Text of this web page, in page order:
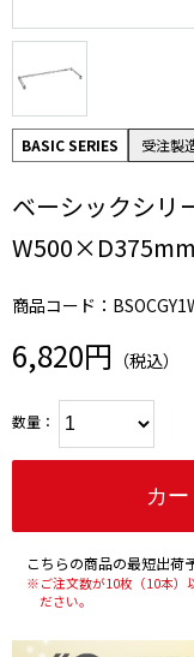
BASIC SERIES 受注製
ベーシックシリ
W500×D375mm
商品コード：
6,820円 （税込）
数量：
こちらの商品の最短出荷
※ご注文数が10枚（10本）
ださい。